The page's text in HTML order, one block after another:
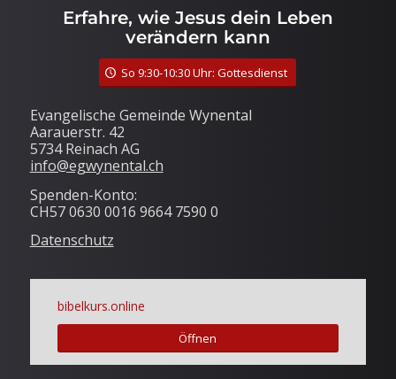
Erfahre, wie Jesus dein Leben
verändern kann
So 9:30-10:30 Uhr: Gottesdienst
Evangelische Gemeinde Wynental
Aarauerstr. 42
5734 Reinach AG
info@egwynental.ch
Spenden-Konto:
CH57 0630 0016 9664 7590 0
Datenschutz
bibelkurs.online
Öffnen